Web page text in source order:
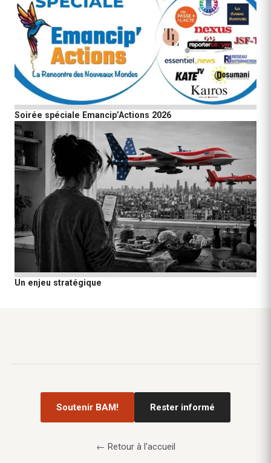
Soirée spéciale Emancip’Actions 2026
Un enjeu stratégique
Soutenir BAM! Rester informé
← Retour à l'accueil